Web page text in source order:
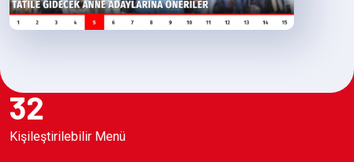
32
Kişileştirilebilir Menü